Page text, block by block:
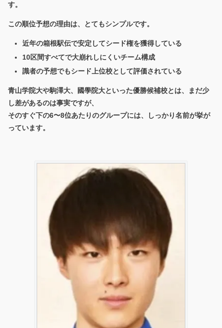
す。
この順位予想の理由は、とてもシンプルです。
近年の箱根駅伝で安定してシード権を獲得している
10区間すべてで大崩れしにくいチーム構成
識者の予想でもシード上位校として評価されている
青山学院大や駒澤大、國學院大といった優勝候補校とは、まだ少
し差があるのは事実ですが、
そのすぐ下の6〜8位あたりのグループには、しっかり名前が挙が
っています。